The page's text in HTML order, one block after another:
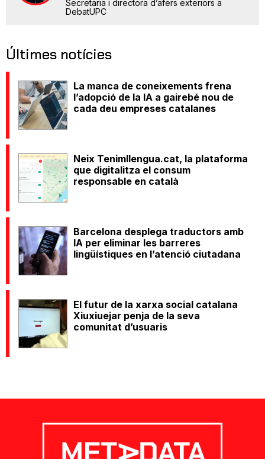
Secretaria i directora d’afers exteriors a
DebatUPC
Últimes notícies
La manca de coneixements frena
l’adopció de la IA a gairebé nou de
cada deu empreses catalanes
Neix Tenimllengua.cat, la plataforma
que digitalitza el consum
responsable en català
Barcelona desplega traductors amb
IA per eliminar les barreres
lingüístiques en l’atenció ciutadana
El futur de la xarxa social catalana
Xiuxiuejar penja de la seva
comunitat d’usuaris